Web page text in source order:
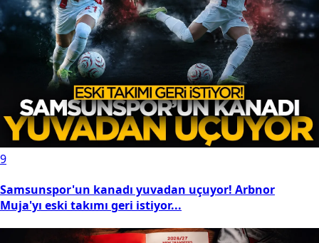
9
Samsunspor'un kanadı yuvadan uçuyor! Arbnor
Muja'yı eski takımı geri istiyor...